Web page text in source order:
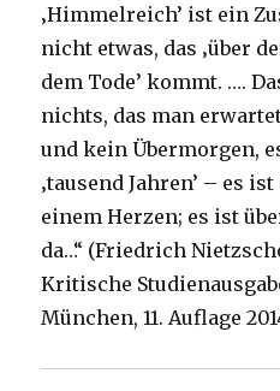
‚Himmelreich’ ist ein
nicht etwas, das ‚über
dem Tode’ kommt. ….
nichts, das man
und kein Übermorgen,
‚tausend Jahren’ – es
einem Herzen; es ist
da…“ (Friedrich
Kritische
München, 11. Auflage